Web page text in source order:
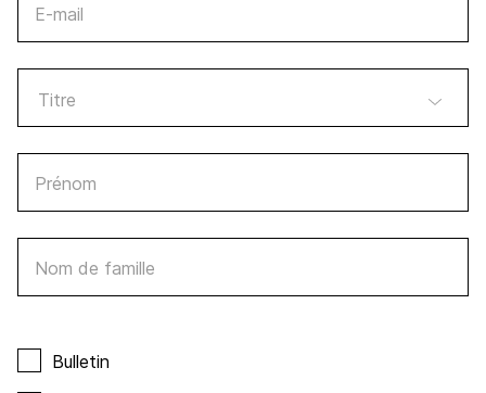
E-mail
Prénom
Nom de famille
Bulletin